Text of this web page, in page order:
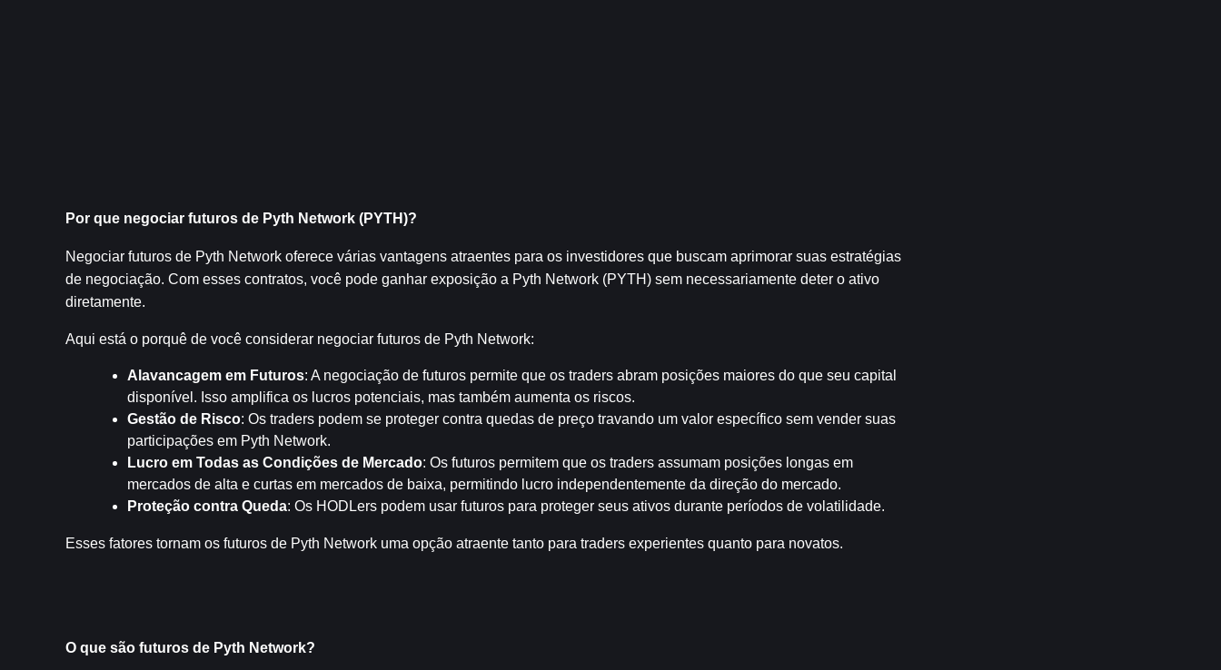
Por que negociar futuros de Pyth Network (PYTH)?
Negociar futuros de Pyth Network oferece várias vantagens atraentes para os investidores que buscam aprimorar suas estratégias
de negociação. Com esses contratos, você pode ganhar exposição a Pyth Network (PYTH) sem necessariamente deter o ativo
diretamente.
Aqui está o porquê de você considerar negociar futuros de Pyth Network:
Alavancagem em Futuros: A negociação de futuros permite que os traders abram posições maiores do que seu capital
disponível. Isso amplifica os lucros potenciais, mas também aumenta os riscos.
Gestão de Risco: Os traders podem se proteger contra quedas de preço travando um valor específico sem vender suas
participações em Pyth Network.
Lucro em Todas as Condições de Mercado: Os futuros permitem que os traders assumam posições longas em
mercados de alta e curtas em mercados de baixa, permitindo lucro independentemente da direção do mercado.
Proteção contra Queda: Os HODLers podem usar futuros para proteger seus ativos durante períodos de volatilidade.
Esses fatores tornam os futuros de Pyth Network uma opção atraente tanto para traders experientes quanto para novatos.
O que são futuros de Pyth Network?